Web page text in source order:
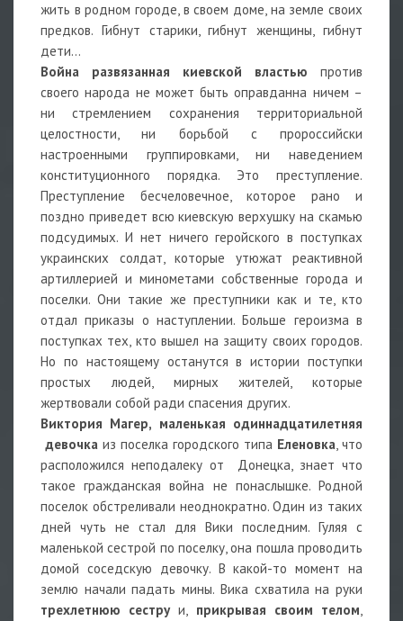
жить в родном городе, в своем доме, на земле своих
предков. Гибнут старики, гибнут женщины, гибнут
дети…
Война развязанная киевской властью против
своего народа не может быть оправданна ничем –
ни стремлением сохранения территориальной
целостности, ни борьбой с пророссийски
настроенными группировками, ни наведением
конституционного порядка. Это преступление.
Преступление бесчеловечное, которое рано и
поздно приведет всю киевскую верхушку на скамью
подсудимых. И нет ничего геройского в поступках
украинских солдат, которые утюжат реактивной
артиллерией и минометами собственные города и
поселки. Они такие же преступники как и те, кто
отдал приказы о наступлении. Больше героизма в
поступках тех, кто вышел на защиту своих городов.
Но по настоящему останутся в истории поступки
простых людей, мирных жителей, которые
жертвовали собой ради спасения других.
Виктория Магер, маленькая одиннадцатилетняя
девочка из поселка городского типа Еленовка, что
расположился неподалеку от Донецка, знает что
такое гражданская война не понаслышке. Родной
поселок обстреливали неоднократно. Один из таких
дней чуть не стал для Вики последним. Гуляя с
маленькой сестрой по поселку, она пошла проводить
домой соседскую девочку. В какой-то момент на
землю начали падать мины. Вика схватила на руки
трехлетнюю сеструи, прикрывая своим телом,